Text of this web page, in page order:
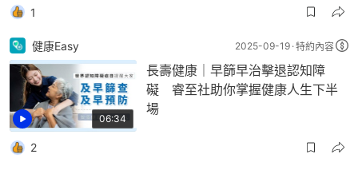
1
06:34
健康Easy 2025-09-19 特約內容
長壽健康｜早篩早治擊退認知障
礙 睿至社助你掌握健康人生下半
場
2